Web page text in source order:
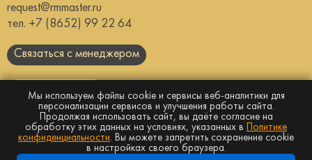
request@rmmaster.ru
тел. +7 (8652) 99 22 64
Связаться с менеджером
Скачать каталог
Сайт носит информационный характер и не
является публичной офертой
© Все права защищены, 2026г. ООО “СУ-1”
Мы используем файлы cookie и сервисы веб-аналитики для
персонализации сервисов и улучшения работы сайта.
Продолжая использовать сайт, вы даёте согласие на
обработку этих данных на условиях, указанных в Политике
конфиденциальности. Вы можете запретить сохранение cookie
в настройках своего браузера.